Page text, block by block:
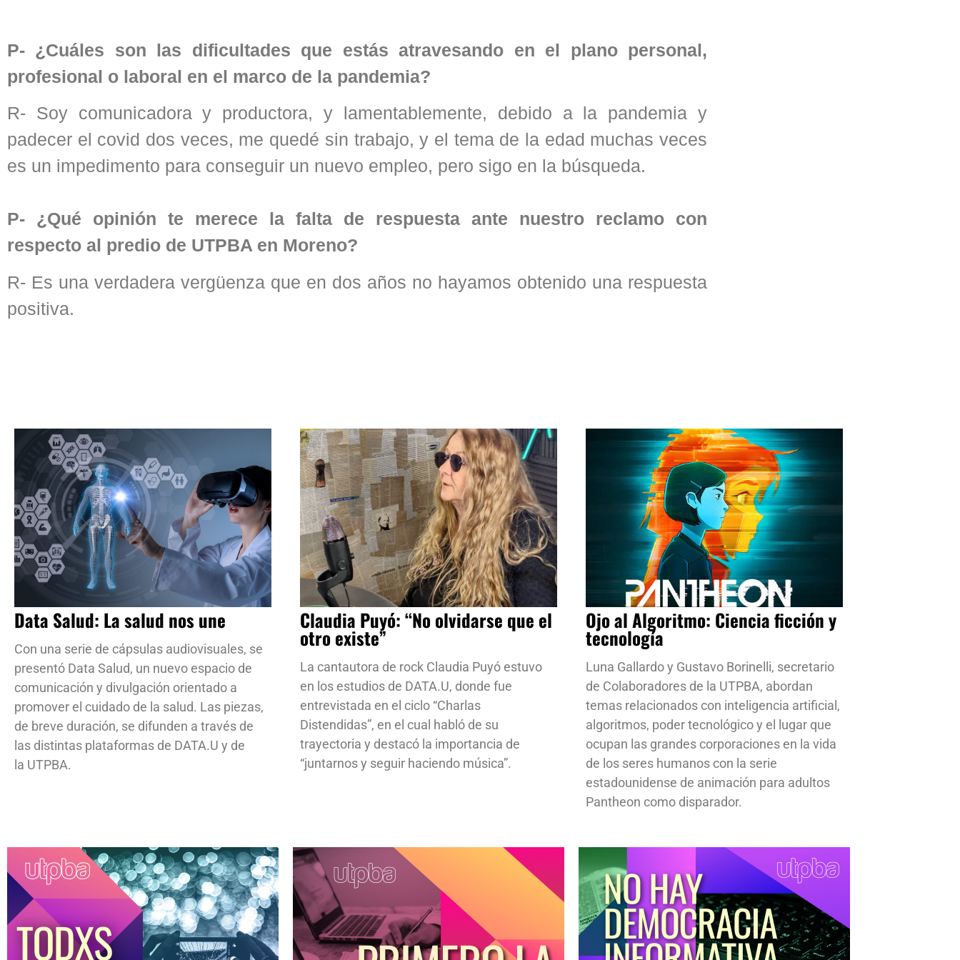
P- ¿Cuáles son las dificultades que estás atravesando en el plano personal,
profesional o laboral en el marco de la pandemia?
R- Soy comunicadora y productora, y lamentablemente, debido a la pandemia y
padecer el covid dos veces, me quedé sin trabajo, y el tema de la edad muchas veces
es un impedimento para conseguir un nuevo empleo, pero sigo en la búsqueda.
P- ¿Qué opinión te merece la falta de respuesta ante nuestro reclamo con
respecto al predio de UTPBA en Moreno?
R- Es una verdadera vergüenza que en dos años no hayamos obtenido una respuesta
positiva.
Data Salud: La salud nos une
Con una serie de cápsulas audiovisuales, se
presentó Data Salud, un nuevo espacio de
comunicación y divulgación orientado a
promover el cuidado de la salud. Las piezas,
de breve duración, se difunden a través de
las distintas plataformas de DATA.U y de
la UTPBA.
Claudia Puyó: “No olvidarse que el
otro existe”
La cantautora de rock Claudia Puyó estuvo
en los estudios de DATA.U, donde fue
entrevistada en el ciclo “Charlas
Distendidas”, en el cual habló de su
trayectoria y destacó la importancia de
“juntarnos y seguir haciendo música”.
Ojo al Algoritmo: Ciencia ficción y
tecnología
Luna Gallardo y Gustavo Borinelli, secretario
de Colaboradores de la UTPBA, abordan
temas relacionados con inteligencia artificial,
algoritmos, poder tecnológico y el lugar que
ocupan las grandes corporaciones en la vida
de los seres humanos con la serie
estadounidense de animación para adultos
Pantheon como disparador.